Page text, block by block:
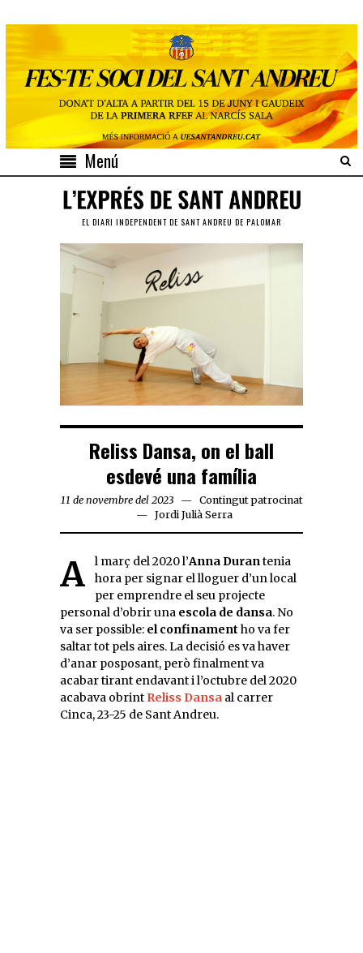
Menú
EL DIARI INDEPENDENT DE SANT ANDREU DE PALOMAR
Reliss Dansa, on el ball
esdevé una família
11 de novembre del 2023
Contingut patrocinat
Jordi Julià Serra
Al març del 2020 l’Anna Durantenia
hora per signar el lloguer d’un local
per emprendre el seu projecte
personal d’obrir una escola de dansa. No
va ser possible: el confinament ho va fer
saltar tot pels aires. La decisió es va haver
d’anar posposant, però finalment va
acabar tirant endavant i l’octubre del 2020
acabava obrint Reliss Dansa al carrer
Cinca, 23-25 de Sant Andreu.